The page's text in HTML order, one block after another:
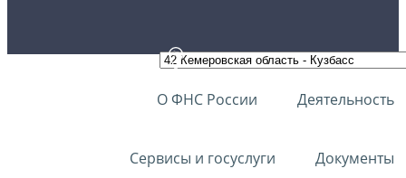
О ФНС России Деятельность
Сервисы и госуслуги Документы